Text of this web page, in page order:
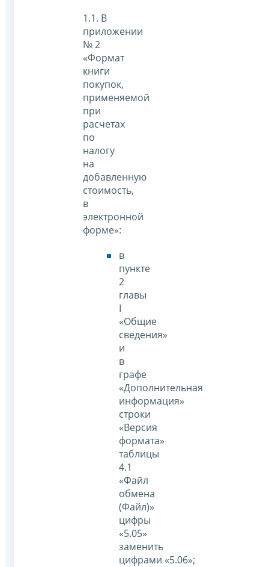
1.1. В
приложении
№ 2
«Формат
книги
покупок,
применяемой
при
расчетах
по
налогу
на
добавленную
стоимость,
в
электронной
форме»:
в
пункте
2
главы
I
«Общие
сведения»
и
в
графе
«Дополнительная
информация»
строки
«Версия
формата»
таблицы
4.1
«Файл
обмена
(Файл)»
цифры
«5.05»
заменить
цифрами «5.06»;